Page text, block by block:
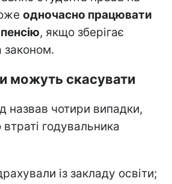
одночасно працювати
, якщо зберігає
законом.
можуть скасувати
назвав чотири випадки,
годувальника
із закладу освіти;